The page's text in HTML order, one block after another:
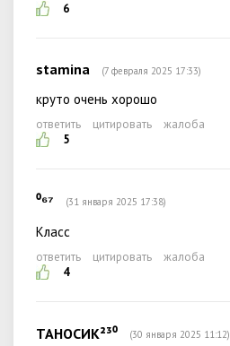
6
stamina (7 февраля 2025 17:33)
круто очень хорошо
ответить цитировать
жалоба
5
⁰⁶⁷ (31 января 2025 17:38)
Класс
ответить цитировать
жалоба
4
ТАНОСИК²³⁰ (30 января 2025 11:12)